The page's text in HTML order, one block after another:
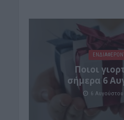
Ποιοι
σήμερα 6
6